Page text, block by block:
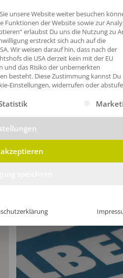
unsere Website weiter besuchen
Funktionen der Website sowie zur
erlaubst Du uns die Nutzung zu
erstreckt sich auch auf die
Wir weisen darauf hin, dass nach der
die USA derzeit kein mit der EU
und das Risiko der unbemerkten
besteht. Diese Zustimmung kannst Du
Einstellungen, widerrufen oder
für die eine Einwilligung